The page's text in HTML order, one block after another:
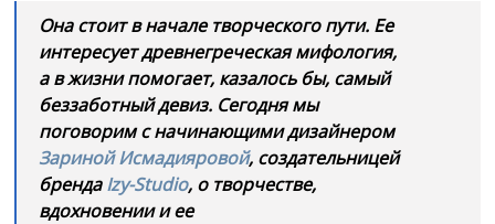
Она стоит в начале творческого пути. Ее
интересует древнегреческая мифология,
а в жизни помогает, казалось бы, самый
беззаботный девиз. Сегодня мы
поговорим с начинающими дизайнером
Зариной Исмадияровой, создательницей
брендаIzy-Studio, о творчестве,
вдохновении и ее